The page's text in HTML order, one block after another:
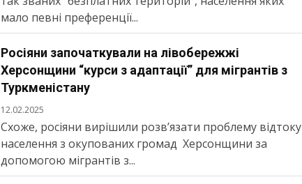
мало певні преференції...
Росіяни започаткували на лівобережжі
Херсонщини “курси з адаптації” для мігрантів з
Туркменістану
12.02.2025
Схоже, росіяни вирішили розв’язати проблему відтоку
населення з окупованих громад Херсонщини за
допомогою мігрантів з...